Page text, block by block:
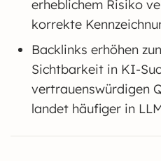
erheblichem Risiko
korrekte
Backlinks erhöhen
Sichtbarkeit in KI-
vertrauenswürdigen
landet häufiger in